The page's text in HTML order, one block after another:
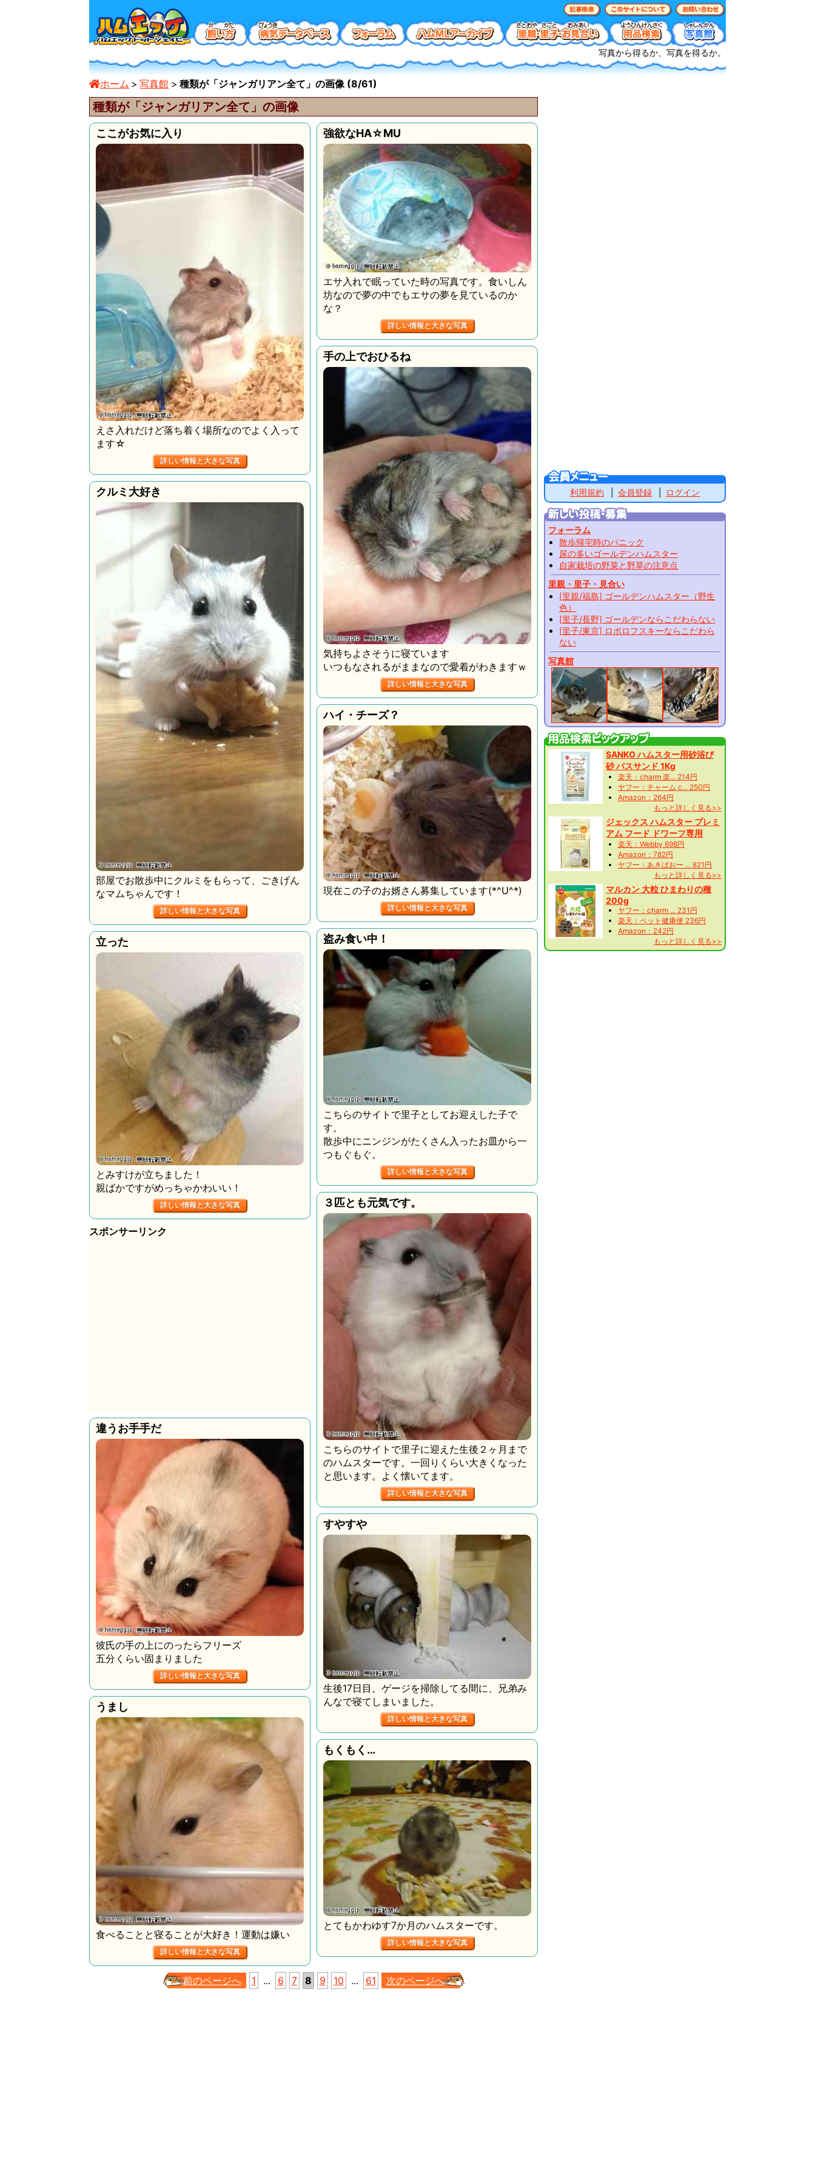
写真から得るか、写真を得るか。
ホーム 写真館 種類が「ジャンガリアン全て」の画像 (8/61)
種類が「ジャンガリアン全て」の画像
ここがお気に入り
えさ入れだけど落ち着く場所なのでよく入って
ます☆
詳しい情報と大きな写真
クルミ大好き
部屋でお散歩中にクルミをもらって、ごきげん
なマムちゃんです！
詳しい情報と大きな写真
立った
とみすけが立ちました！
親ばかですがめっちゃかわいい！
詳しい情報と大きな写真
スポンサーリンク
違うお手手だ
彼氏の手の上にのったらフリーズ
五分くらい固まりました
詳しい情報と大きな写真
うまし
食べることと寝ることが大好き！運動は嫌い
詳しい情報と大きな写真
強欲なHA☆MU
エサ入れで眠っていた時の写真です。食いしん
坊なので夢の中でもエサの夢を見ているのか
な？
詳しい情報と大きな写真
手の上でおひるね
気持ちよさそうに寝ています
いつもなされるがままなので愛着がわきますｗ
詳しい情報と大きな写真
ハイ・チーズ？
現在この子のお婿さん募集しています(*^U^*)
詳しい情報と大きな写真
盗み食い中！
こちらのサイトで里子としてお迎えした子で
す。
散歩中にニンジンがたくさん入ったお皿から一
つもぐもぐ。
詳しい情報と大きな写真
３匹とも元気です。
こちらのサイトで里子に迎えた生後２ヶ月まで
のハムスターです。一回りくらい大きくなった
と思います。よく懐いてます。
詳しい情報と大きな写真
すやすや
生後17日目。ゲージを掃除してる間に、兄弟み
んなで寝てしまいました。
詳しい情報と大きな写真
もくもく…
とてもかわゆす7か月のハムスターです。
詳しい情報と大きな写真
前のページへ 1 ... 6 7 8 9 10 ... 61 次のページへ
利用規約 会員登録 ログイン
フォーラム
散歩帰宅時のパニック
尿の多いゴールデンハムスター
自家栽培の野菜と野草の注意点
里親・里子・見合い
[里親/福島] ゴールデンハムスター（野生
色）
[里子/長野] ゴールデンならこだわらない
[里子/東京] ロボロフスキーならこだわら
ない
写真館
SANKO ハムスター用砂浴び
砂 バスサンド 1Kg
楽天：charm 楽... 214円
ヤフー：チャーム c... 250円
Amazon：264円
もっと詳しく見る>>
ジェックス ハムスター プレミ
アム フード ドワーフ専用
楽天：Webby 698円
Amazon：782円
ヤフー：あきばおー ... 821円
もっと詳しく見る>>
マルカン 大粒 ひまわりの種
200g
ヤフー：charm ... 231円
楽天：ペット健康便 236円
Amazon：242円
もっと詳しく見る>>